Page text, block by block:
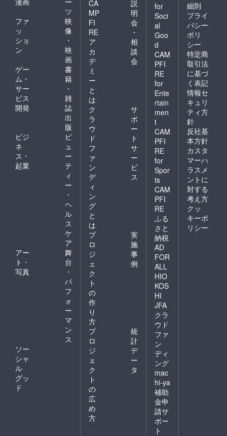
ツ
ファ
ッ
ショ
ン
映
像
・
映
画
ゲー
ム・
サー
ビス
開発
書
籍
・
雑
誌
出
版
ビジ
ネ
ス・
起業
ビ
ュ
ー
テ
ィ
ー
・
ヘ
ル
ス
ケ
ア
アー
ト・
写真
舞
台
・
パ
フ
ォ
ー
マ
ン
ス
ソー
シャ
ル
グッ
ド
CA
MP
FI
RE
ア
カ
デ
ミ
ー
と
は
説
明
会
・
相
談
会
ク
ラ
ウ
ド
フ
ァ
ン
デ
ィ
ン
グ
と
は
サ
ポ
ー
ト
サ
ー
ビ
ス
プ
ロ
ジ
ェ
ク
ト
の
作
り
方
実
施
事
例
プ
ロ
ジ
ェ
ク
ト
の
広
め
方
統
計
デ
ー
タ
for
Soci
al
Goo
d
CAM
PFI
RE
for
Ente
rtain
men
t
CAM
PFI
RE
for
Spor
ts
CAM
PFI
RE
ふる
さと
納税
AD
FOR
ALL
HIO
KOS
HI
JFA
クラ
ウド
ファ
ン
ディ
ング
mac
hi-ya
補助
金申
請サ
ポー
ト
細則
プライ
バシー
ポリ
シー
特定商
取引法
に基づ
く表記
情報セ
キュリ
ティ方
針
反社基
本方針
カスタ
マーハ
ラスメ
ントに
対する
考え方
クッ
キーポ
リシー